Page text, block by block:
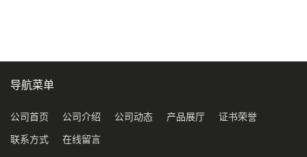
导航菜单
公司首页 公司介绍 公司动态 产品展厅 证书荣誉
联系方式 在线留言